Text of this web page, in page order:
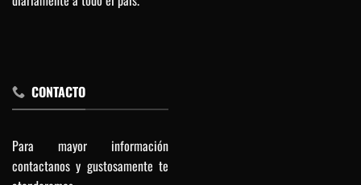
CONTACTO
Para mayor información
contactanos y gustosamente te